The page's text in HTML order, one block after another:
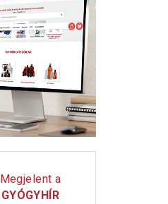
Megjelent a
GYÓGYHÍR